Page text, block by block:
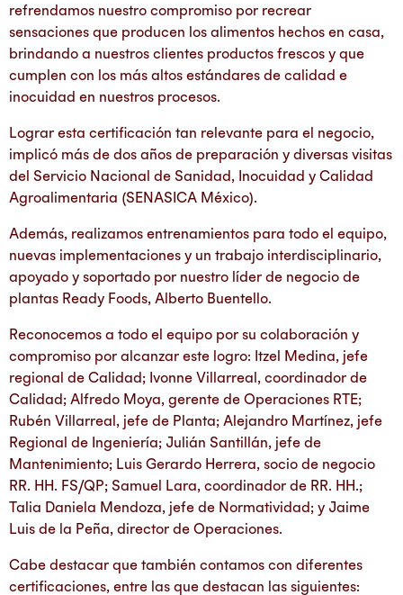
refrendamos nuestro compromiso por recrear
sensaciones que producen los alimentos hechos en casa,
brindando a nuestros clientes productos frescos y que
cumplen con los más altos estándares de calidad e
inocuidad en nuestros procesos.
Lograr esta certificación tan relevante para el negocio,
implicó más de dos años de preparación y diversas visitas
del Servicio Nacional de Sanidad, Inocuidad y Calidad
Agroalimentaria (SENASICA México).
Además, realizamos entrenamientos para todo el equipo,
nuevas implementaciones y un trabajo interdisciplinario,
apoyado y soportado por nuestro líder de negocio de
plantas Ready Foods, Alberto Buentello.
Reconocemos a todo el equipo por su colaboración y
compromiso por alcanzar este logro: Itzel Medina, jefe
regional de Calidad; Ivonne Villarreal, coordinador de
Calidad; Alfredo Moya, gerente de Operaciones RTE;
Rubén Villarreal, jefe de Planta; Alejandro Martínez, jefe
Regional de Ingeniería; Julián Santillán, jefe de
Mantenimiento; Luis Gerardo Herrera, socio de negocio
RR. HH. FS/QP; Samuel Lara, coordinador de RR. HH.;
Talia Daniela Mendoza, jefe de Normatividad; y Jaime
Luis de la Peña, director de Operaciones.
Cabe destacar que también contamos con diferentes
certificaciones, entre las que destacan las siguientes: